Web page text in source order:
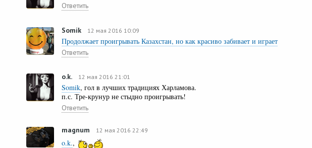
Ответить
Somik 12 мая 2016 10:09
Продолжает проигрывать Казахстан, но как красиво забивает и играет
Ответить
o.k. 12 мая 2016 21:01
Somik, гол в лучших традициях Харламова.
п.с. Тре-крунур не стыдно проигрывать!
Ответить
magnum 12 мая 2016 22:49
o.k.,